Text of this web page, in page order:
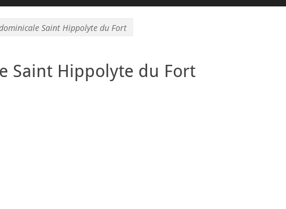
Saint Hippolyte du Fort
Saint Hippolyte du Fort